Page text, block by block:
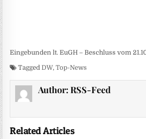
Eingebunden lt. EuGH – Beschluss vom
TaggedDW,Top-News
Author: RSS-Feed
Related Articles